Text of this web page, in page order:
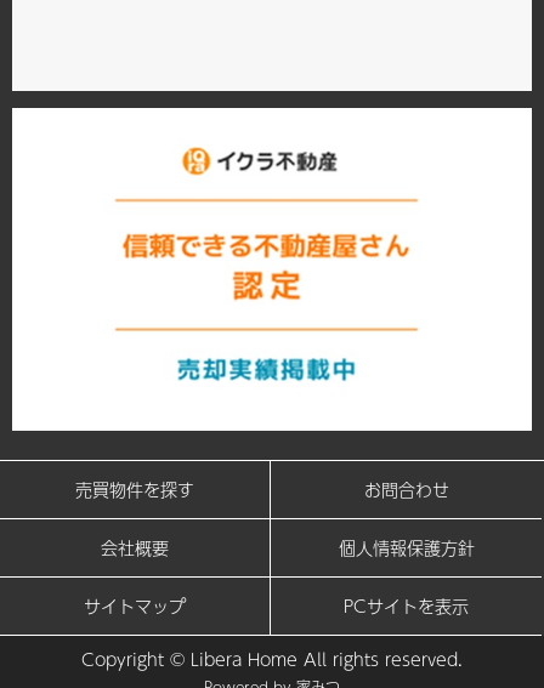
売買物件を探す お問合わせ
会社概要 個人情報保護方針
サイトマップ
PCサイトを表示
Copyright © Libera Home All rights reserved.